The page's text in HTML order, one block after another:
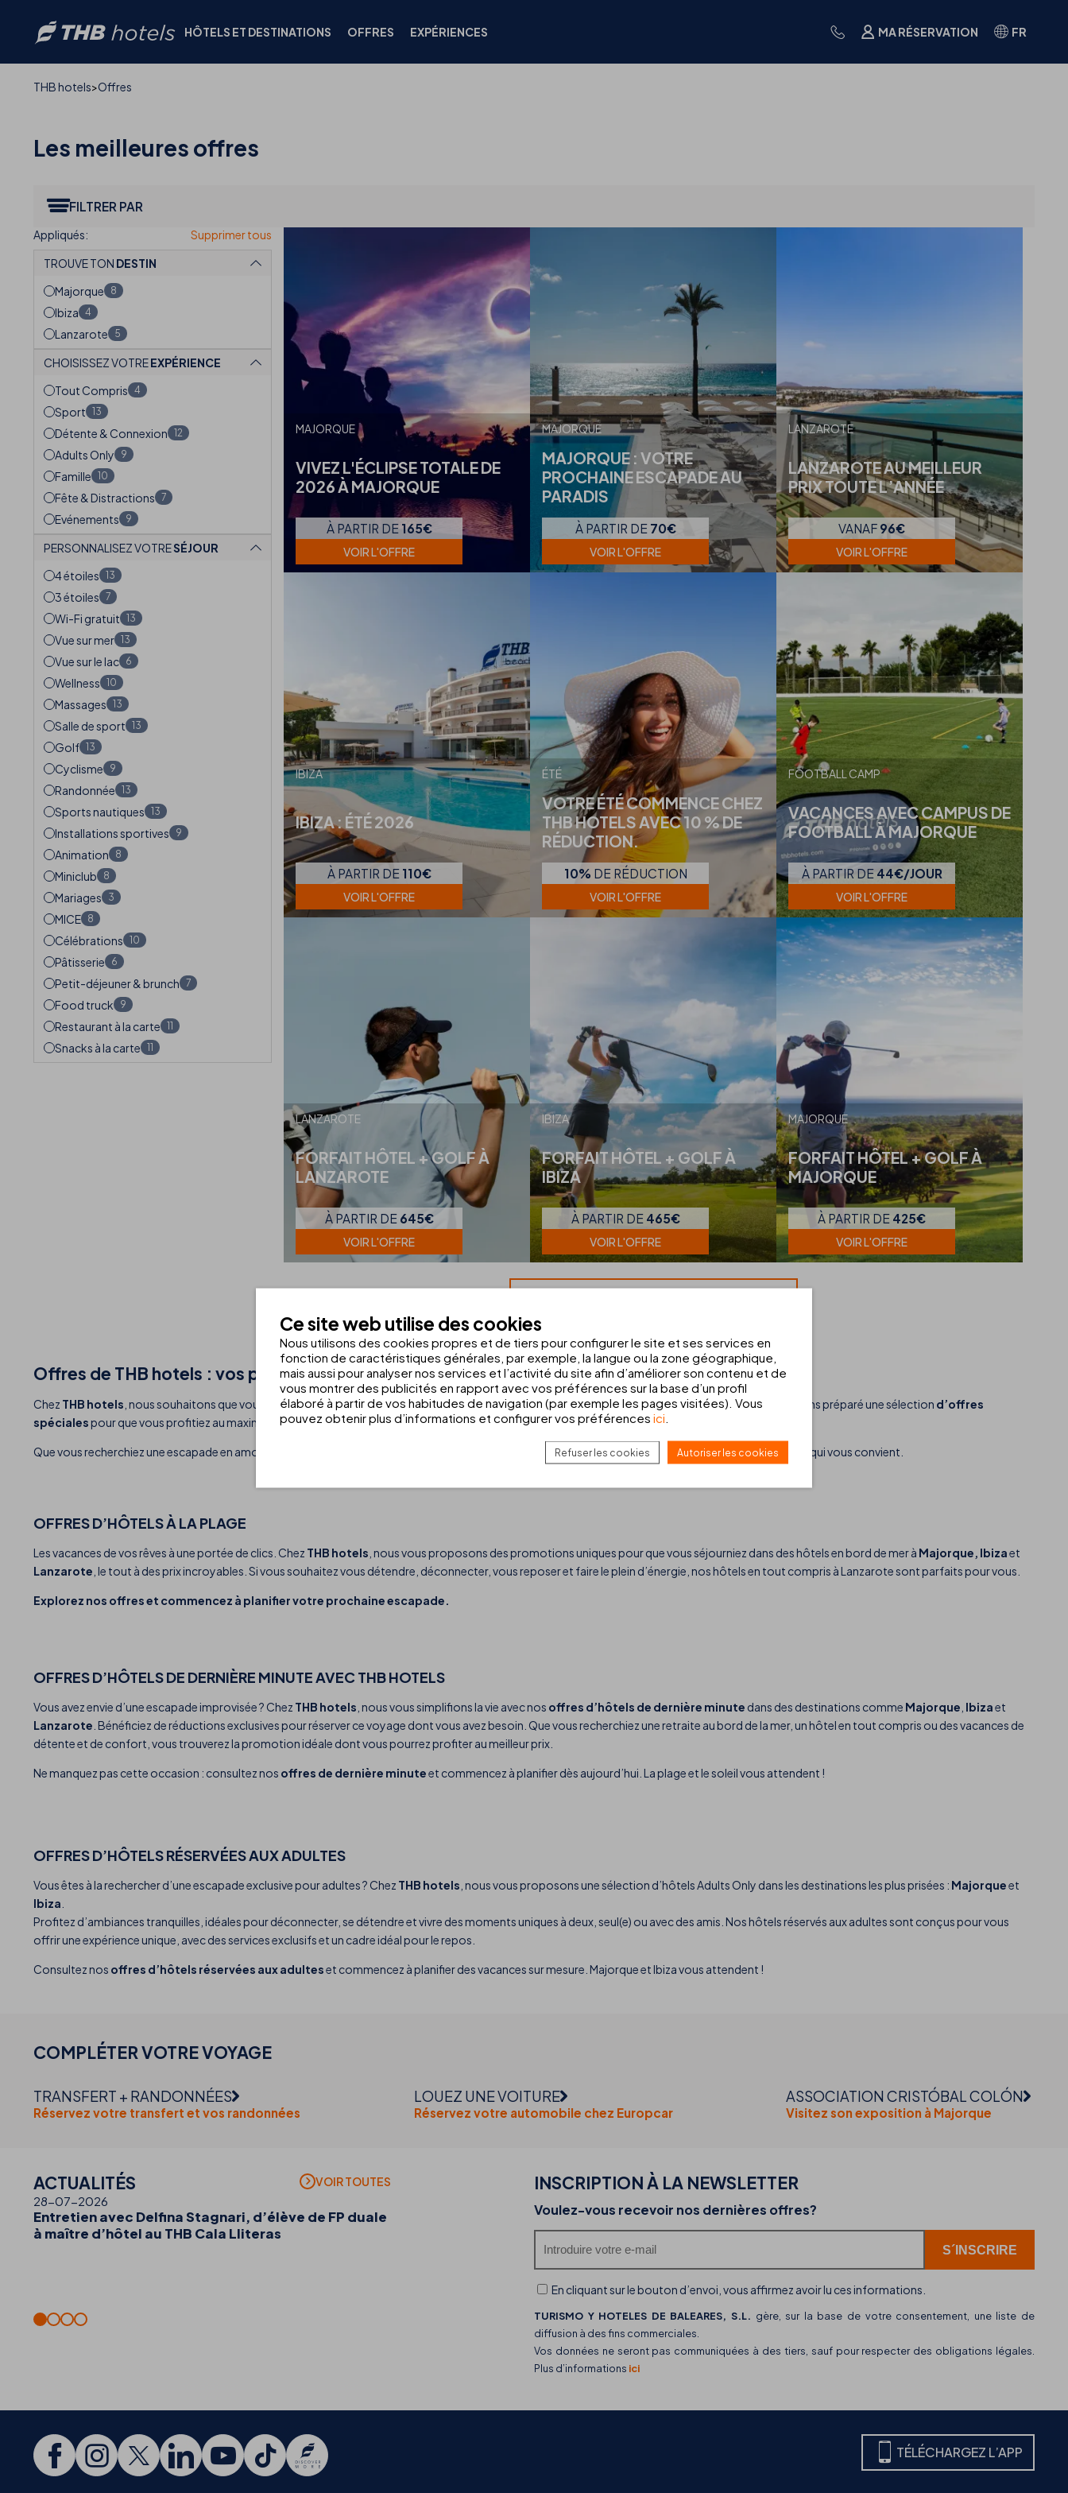
HÔTELS ET DESTINATIONS OFFRES EXPÉRIENCES MA RÉSERVATION FR
THB hotels Offres
Les meilleures offres
FILTRER PAR
TROUVE TON DESTIN
Majorque
8
Ibiza 4
Lanzarote 5
CHOISISSEZ VOTREEXPÉRIENCE
Tout Compris 4
Sport 13
Détente & Connexion 12
Adults Only 9
Famille 10
Fête & Distractions 7
Evénements 9
PERSONNALISEZ VOTRESÉJOUR
4 étoiles 13
3 étoiles 7
Wi-Fi gratuit 13
Vue sur mer 13
Vue sur le lac 6
Wellness 10
Massages 13
Salle de sport 13
Golf 13
Cyclisme 9
Randonnée 13
Sports nautiques 13
Installations sportives 9
Animation 8
Miniclub 8
Mariages 3
MICE 8
Célébrations 10
Pâtisserie 6
Petit-déjeuner & brunch 7
Food truck 9
Restaurant à la carte 11
Snacks à la carte 11
MAJORQUE
VIVEZ L'ÉCLIPSE TOTALE DE
2026 À MAJORQUE
À PARTIR DE165€
VOIR L'OFFRE
MAJORQUE
MAJORQUE : VOTRE
PROCHAINE ESCAPADE AU
PARADIS
À PARTIR DE 70€
VOIR L'OFFRE
LANZAROTE
LANZAROTE AU MEILLEUR
PRIX TOUTE L’ANNÉE
VANAF 96€
VOIR L'OFFRE
IBIZA
IBIZA : ÉTÉ 2026
À PARTIR DE 110€
VOIR L'OFFRE
ÉTÉ
VOTRE ÉTÉ COMMENCE CHEZ
THB HOTELS AVEC 10 % DE
RÉDUCTION.
10% DE RÉDUCTION
VOIR L'OFFRE
FOOTBALL CAMP
VACANCES AVEC CAMPUS DE
FOOTBALL À MAJORQUE
À PARTIR DE 44€/JOUR
VOIR L'OFFRE
LANZAROTE
FORFAIT HÔTEL + GOLF À
LANZAROTE
À PARTIR DE 645€
VOIR L'OFFRE
IBIZA
FORFAIT HÔTEL + GOLF À
IBIZA
À PARTIR DE 465€
VOIR L'OFFRE
MAJORQUE
FORFAIT HÔTEL + GOLF À
MAJORQUE
À PARTIR DE 425€
VOIR L'OFFRE
Offres de THB hotels : vos prochaines vacances au meilleur Prix
Chez THB hotels , nous souhaitons que vous viviez des vacances inoubliables au meilleur prix :Majorque ,IbizaetLanzarote. C’est pourquoi nous avons préparé une sélection d’offres
spécialespour que vous profitiez au maximum de votre séjour en notre compagnie.
Que vous recherchiez une escapade en amoureux, un voyage pour vous ressourcer, des vacances en famille ou entre amis, vous trouverez la promotion qui vous convient.
OFFRES D’HÔTELS À LA PLAGE
Les vacances de vos rêves à une portée de clics. Chez THB hotels , nous vous proposons des promotions uniques pour que vous séjourniez dans des hôtels en bord de mer à Majorque, Ibizaet
Lanzarote , le tout à des prix incroyables. Si vous souhaitez vous détendre, déconnecter, vous reposer et faire le plein d’énergie, nos hôtels en tout compris à Lanzarote sont parfaits pour vous.
Explorez nos offres et commencez à planifier votre prochaine escapade.
OFFRES D’HÔTELS DE DERNIÈRE MINUTE AVEC THB HOTELS
Vous avez envie d’une escapade improvisée ? Chez THB hotels , nous vous simplifions la vie avec nos offres d’hôtels de dernière minute dans des destinations comme Majorque Ibizaet
Lanzarote . Bénéficiez de réductions exclusives pour réserver ce voyage dont vous avez besoin. Que vous recherchiez une retraite au bord de la mer, un hôtel en tout compris ou des vacances de
détente et de confort, vous trouverez la promotion idéale dont vous pourrez profiter au meilleur prix.
Ne manquez pas cette occasion : consultez nos offres de dernière minuteet commencez à planifier dès aujourd’hui. La plage et le soleil vous attendent !
OFFRES D’HÔTELS RÉSERVÉES AUX ADULTES
Vous êtes à la rechercher d’une escapade exclusive pour adultes ? Chez THB hotels , nous vous proposons une sélection d’hôtels Adults Only dans les destinations les plus prisées : Majorqueet
Ibiza
Profitez d’ambiances tranquilles, idéales pour déconnecter, se détendre et vivre des moments uniques à deux, seul(e) ou avec des amis. Nos hôtels réservés aux adultes sont conçus pour vous
offrir une expérience unique, avec des services exclusifs et un cadre idéal pour le repos.
Consultez nos offres d’hôtels réservées aux adulteset commencez à planifier des vacances sur mesure. Majorque et Ibiza vous attendent !
COMPLÉTER VOTREVOYAGE
TRANSFERT + RANDONNÉES
Réservez votre transfert et vos randonnées
LOUEZ UNE VOITURE
Réservez votre automobile chez Europcar
ASSOCIATION CRISTÓBAL COLÓN
Visitez son exposition à Majorque
ACTUALITÉS VOIR TOUTES
28-07-2026
Entretien avec Delfina Stagnari, d’élève de FP duale
à maître d’hôtel au THB Cala Lliteras
Découvrez les food trucks de THB hotels et leur
offre gastronomique
THB hotels intègre WhatsApp comme nouveau
canal de service client
INSCRIPTION À LA NEWSLETTER
Voulez-vous recevoir nos dernières offres?
En cliquant sur le bouton d’envoi, vous affirmez avoir lu ces informations.
TURISMO Y HOTELES DE BALEARES, S.L. gère, sur la base de votre consentement, une liste de
diffusion à des fins commerciales.
Vos données ne seront pas communiquées à des tiers, sauf pour respecter des obligations légales.
Plus d’informations ici
TÉLÉCHARGEZ L’APP
Ce site web utilise des cookies
Nous utilisons des cookies propres et de tiers pour configurer le site et ses services en
fonction de caractéristiques générales, par exemple, la langue ou la zone géographique,
mais aussi pour analyser nos services et l’activité du site afin d’améliorer son contenu et de
vous montrer des publicités en rapport avec vos préférences sur la base d’un profil
élaboré à partir de vos habitudes de navigation (par exemple les pages visitées). Vous
pouvez obtenir plus d’informations et configurer vos préférences ici
Refuser les cookies Autoriser les cookies